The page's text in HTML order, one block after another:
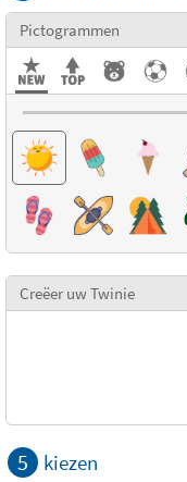
Pictogrammen
Creëer uw Twinie
5 kiezen